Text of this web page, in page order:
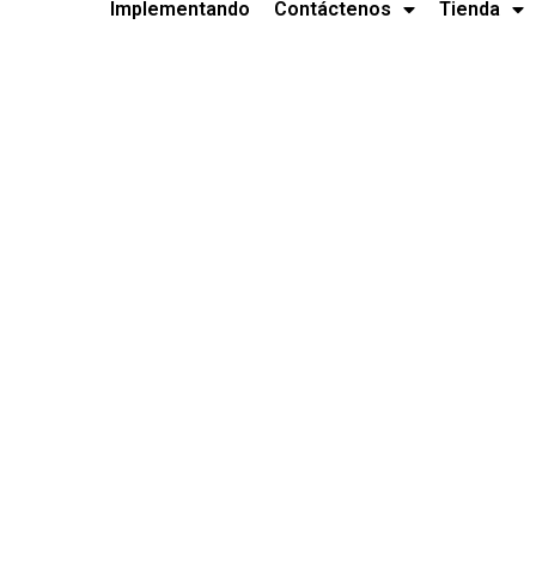
Implementando Contáctenos Tienda